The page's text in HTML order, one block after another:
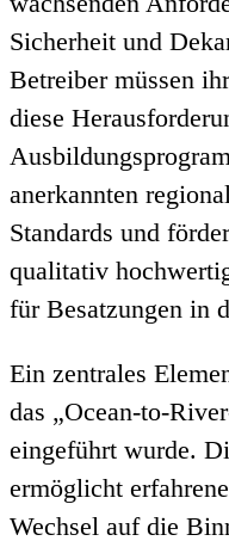
Sicherheit und
Betreiber müssen
diese
anerkannten
Standards und
qualitativ
für Besatzungen in
Ein zentrales
das „Ocean-to-
eingeführt wurde.
ermöglicht
Wechsel auf die